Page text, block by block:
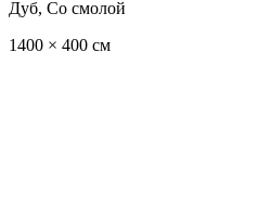
Дуб, Со смолой
1400 × 400 см